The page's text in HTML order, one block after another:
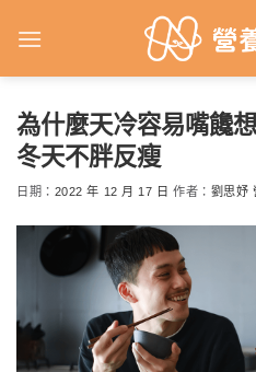
為什麼天冷容易嘴饞
冬天不胖反瘦
日期： 2022 年 12 月 17 日 作者： 劉思妤